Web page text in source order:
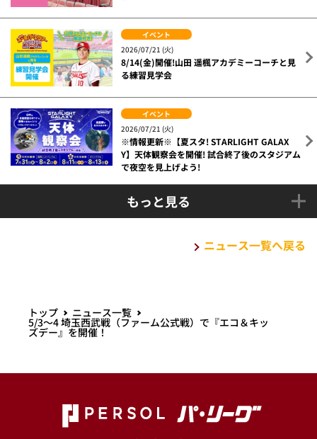
イベント
2026/07/21 (火)
8/14(金)開催!山田 遥楓アカデミーコーチと見
る練習見学会
イベント
2026/07/21 (火)
※情報更新※【夏スタ! STARLIGHT GALAX
Y】天体観察会を開催! 試合終了後のスタジアム
で夜空を見上げよう!
もっと見る
ニュース一覧へ戻る
トップ ニュース一覧
5/3～4 埼玉西武戦（ファーム公式戦）で『エコ＆キッ
ズデー』を開催！